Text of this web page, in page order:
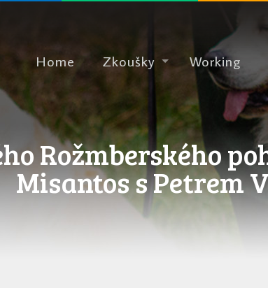
Home Zkoušky Working
Rožmberského
Misantos s Petrem